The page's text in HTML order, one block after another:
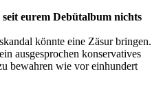
eurem Debütalbum nichts
könnte eine Zäsur bringen.
ausgesprochen konservatives
bewahren wie vor einhundert